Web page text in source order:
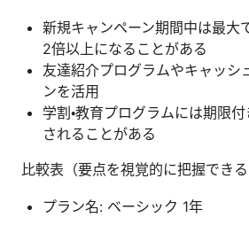
新規キャンペーン期間中は最大
2倍以上になることがある
友達紹介プログラムやキャッシ
ンを活用
学割・教育プログラムには期限
されることがある
比較表（要点を視覚的に把握できる
プラン名: ベーシック 1年